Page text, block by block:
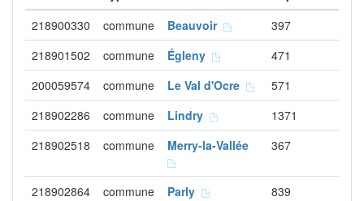
218900330
commune Beauvoir
397
218901502
commune Égleny
471
200059574
commune Le Val d'Ocre
571
218902286
commune Lindry
1371
218902518
commune Merry-la-Vallée 367
218902864 commune Parly
839